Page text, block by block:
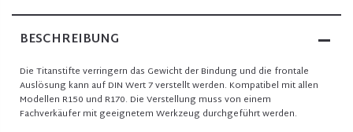
BESCHREIBUNG
Die Titanstifte verringern das Gewicht der Bindung und die frontale
Auslösung kann auf DIN Wert 7 verstellt werden. Kompatibel mit allen
Modellen R150 und R170. Die Verstellung muss von einem
Fachverkäufer mit geeignetem Werkzeug durchgeführt werden.